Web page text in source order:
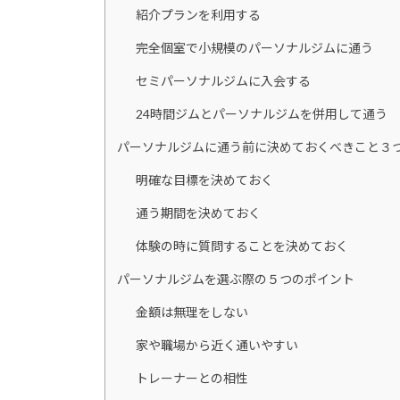
紹介プランを利用する
完全個室で小規模のパーソナルジムに通う
セミパーソナルジムに入会する
24時間ジムとパーソナルジムを併用して通う
パーソナルジムに通う前に決めておくべきこと３
明確な目標を決めておく
通う期間を決めておく
体験の時に質問することを決めておく
パーソナルジムを選ぶ際の５つのポイント
金額は無理をしない
家や職場から近く通いやすい
トレーナーとの相性